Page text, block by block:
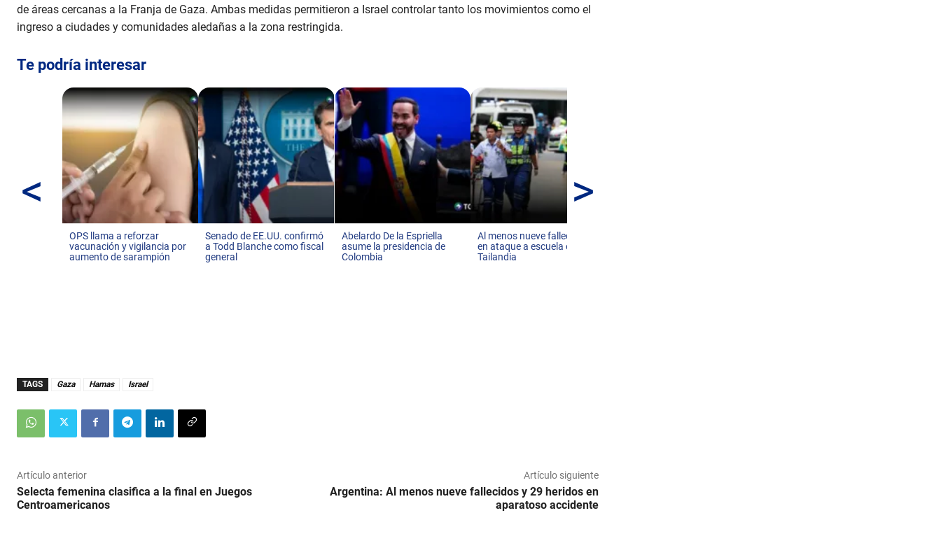
de áreas cercanas a la Franja de Gaza. Ambas medidas permitieron a Israel controlar tanto los movimientos como el
ingreso a ciudades y comunidades aledañas a la zona restringida.
Te podría interesar
<
OPS llama a reforzar
vacunación y vigilancia por
aumento de sarampión
Senado de EE.UU. confirmó
a Todd Blanche como fiscal
general
Abelardo De la Espriella
asume la presidencia de
Colombia
Al menos nueve fallecidos
en ataque a escuela en
Tailandia
>
TAGS Gaza Hamas Israel
Artículo anterior
Selecta femenina clasifica a la final en Juegos
Centroamericanos
Artículo siguiente
Argentina: Al menos nueve fallecidos y 29 heridos en
aparatoso accidente